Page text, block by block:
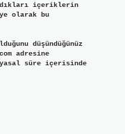
içeriklerin
olarak bu
düşündüğünüz
adresine
süre içerisinde